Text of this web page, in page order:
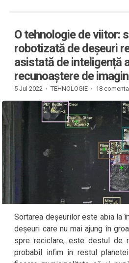
O tehnologie de viitor:
robotizată de deșeuri
asistată de inteligență
recunoaștere de
5 Jul 2022 · TEHNOLOGIE · 18
Sortarea deșeurilor este abia la
deșeuri care nu mai ajung în
spre reciclare, este destul de
probabil infim în restul